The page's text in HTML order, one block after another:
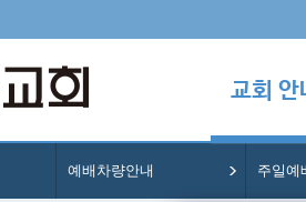
교회 안
예배차량안내 주일예